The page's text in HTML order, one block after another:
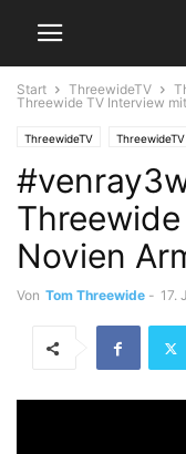
Start ThreewideTV
Threewide TV Interview
ThreewideTV
Novien
Von Tom Threewide - 17.